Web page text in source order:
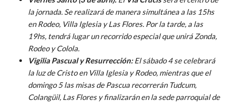
la jornada. Se realizará de manera simultánea a las 15hs
en Rodeo, Villa Iglesia y Las Flores. Por la tarde, a las
19hs, tendrá lugar un recorrido especial que unirá Zonda,
Rodeo y Colola.
Vigilia Pascual y Resurrección:El sábado 4 se celebrará
la luz de Cristo en Villa Iglesia y Rodeo, mientras que el
domingo 5 las misas de Pascua recorrerán Tudcum,
Colangüil, Las Flores y finalizarán en la sede parroquial de